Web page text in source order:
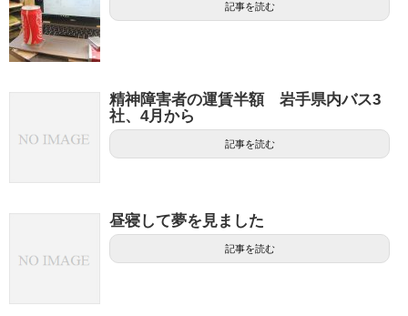
記事を読む
精神障害者の運賃半額 岩手県内バス3
社、4月から
記事を読む
昼寝して夢を見ました
記事を読む